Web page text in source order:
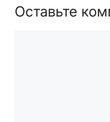
Оставьте